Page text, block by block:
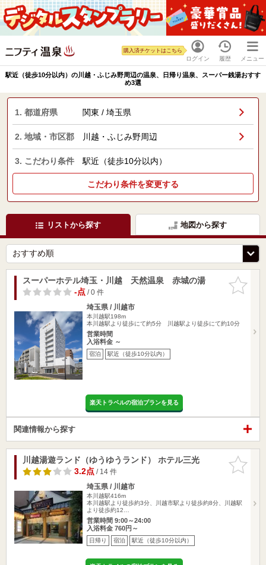
ログイン
購入済チケットはこちら
履歴 メニュー
駅近（徒歩10分以内）の川越・ふじみ野周辺の温泉、日帰り温泉、スーパー銭湯おすす
め3選
1. 都道府県 関東 / 埼玉県
2. 地域・市区郡 川越・ふじみ野周辺
3. こだわり条件 駅近（徒歩10分以内）
こだわり条件を変更する
リストから探す 地図から探す
お気に入
りに追加
スーパーホテル埼玉・川越 天然温泉 赤城の湯
-点/ 0 件
埼玉県 / 川越市
本川越駅198m
本川越駅より徒歩にて約5分 川越駅より徒歩にて約10分
営業時間
入浴料金 ～
宿泊 駅近（徒歩10分以内）
楽天トラベルの宿泊プランを見る
関連情報から探す
お気に入
りに追加
川越湯遊ランド（ゆうゆうランド） ホテル三光
3.2点/ 14 件
埼玉県 / 川越市
本川越駅416m
本川越駅より徒歩約3分、川越市駅より徒歩約8分、川越駅
より徒歩約12…
営業時間 9:00～24:00
入浴料金 760円～
日帰り 宿泊 駅近（徒歩10分以内）